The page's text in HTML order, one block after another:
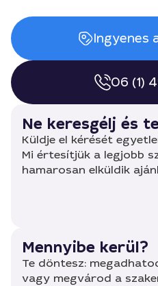
Ingyenes
06 (1)
Ne keresgélj és
Küldje el kérését
Mi értesítjük a legjobb
hamarosan elküldik
Mennyibe kerül?
Te döntesz:
vagy megvárod a